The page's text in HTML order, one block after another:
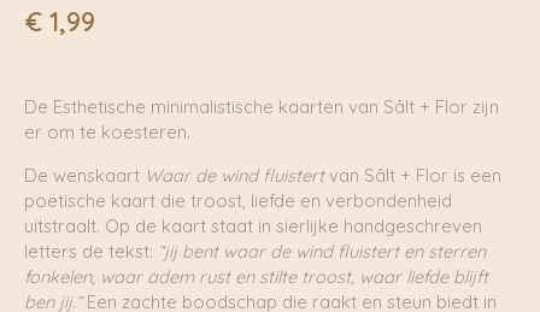
€ 1,99
De Esthetische minimalistische kaarten van Sâlt + Flor zijn
er om te koesteren.
De wenskaart Waar de wind fluistertvan Sâlt + Flor is een
poëtische kaart die troost, liefde en verbondenheid
uitstraalt. Op de kaart staat in sierlijke handgeschreven
letters de tekst: “jij bent waar de wind fluistert en sterren
fonkelen, waar adem rust en stilte troost, waar liefde blijft
ben jij.”Een zachte boodschap die raakt en steun biedt in